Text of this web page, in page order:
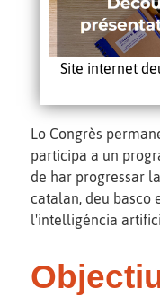
Site internet
Lo Congrès
participa a un
de har progressar
catalan, deu basco
l'intelligéncia